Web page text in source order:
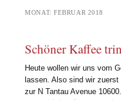
MONAT:FEBRUAR 2018
Schöner Kaffee
Heute wollen wir uns vom
lassen. Also sind wir
zur N Tantau Avenue